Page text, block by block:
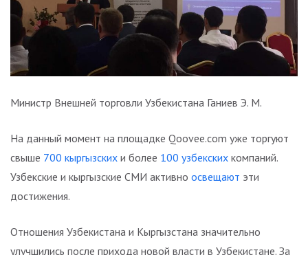
Министр Внешней торговли Узбекистана Ганиев Э. М.
На данный момент на площадке Qoovee.com уже торгуют
свыше 700 кыргызских и более 100 узбекских компаний.
Узбекские и кыргызские СМИ активно освещают эти
достижения.
Отношения Узбекистана и Кыргызстана значительно
улучшились после прихода новой власти в Узбекистане. За